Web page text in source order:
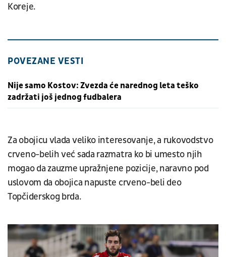
Koreje.
POVEZANE VESTI
Nije samo Kostov: Zvezda će narednog leta teško
zadržati još jednog fudbalera
Za obojicu vlada veliko interesovanje, a rukovodstvo
crveno-belih već sada razmatra ko bi umesto njih
mogao da zauzme upražnjene pozicije, naravno pod
uslovom da obojica napuste crveno-beli deo
Topčiderskog brda.